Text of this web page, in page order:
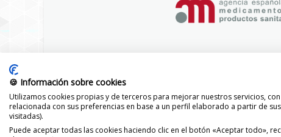
🍪 Información sobre cookies
Utilizamos cookies propias y de terceros para mejorar nuestros servicios,
relacionada con sus preferencias en base a un perfil elaborado a partir de
visitadas).
Puede aceptar todas las cookies haciendo clic en el botón «Aceptar todo»,